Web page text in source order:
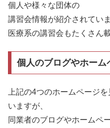
個人や様々な団体の
講習会情報が紹介されていま
医療系の講習会もたくさん
個人のブログやホーム
上記の4つのホームページ
いますが、
同業者のブログやホームペ